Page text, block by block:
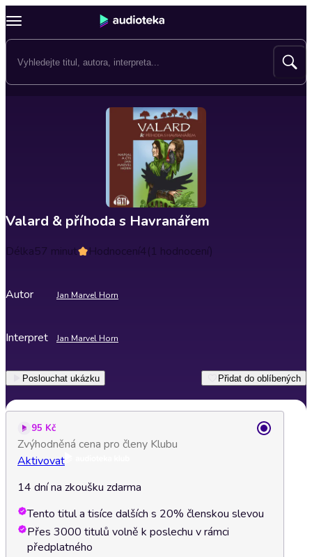
Valard & příhoda s Havranářem
Délka57 minut Hodnocení4(1 hodnocení)
Autor Jan Marvel Horn
Interpret Jan Marvel Horn
Poslouchat ukázku Přidat do oblíbených
95 Kč
Zvýhodněná cena pro členy Klubu
Aktivovat
14 dní na zkoušku zdarma
Tento titul a tisíce dalších s 20% členskou slevou
Přes 3000 titulů volně k poslechu v rámci
předplatného